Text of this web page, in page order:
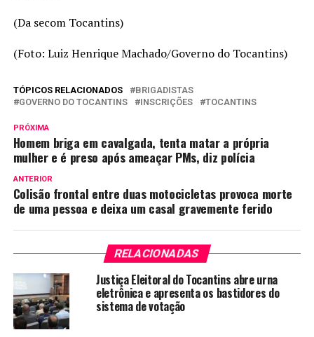
(Da secom Tocantins)
(Foto: Luiz Henrique Machado/Governo do Tocantins)
TÓPICOS RELACIONADOS
BRIGADISTAS
GOVERNO DO TOCANTINS
INSCRIÇÕES TOCANTINS
PRÓXIMA
Homem briga em cavalgada, tenta matar a própria
mulher e é preso após ameaçar PMs, diz polícia
ANTERIOR
Colisão frontal entre duas motocicletas provoca morte
de uma pessoa e deixa um casal gravemente ferido
RELACIONADAS
Justiça Eleitoral do Tocantins abre urna
eletrônica e apresenta os bastidores do
sistema de votação